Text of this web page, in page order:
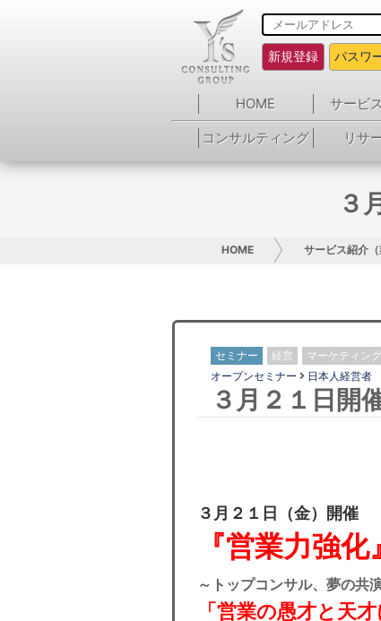
新規登録 パスワ
HOME サービ
コンサルティング
リサ
３
HOME サービス紹介（
セミナー 経営 マーケティング
オープンセミナー 日本人経営者
３月２１日開
３月２１日（金）開催
『営業力強
～トップコンサル、夢の共
「営業の愚才と天